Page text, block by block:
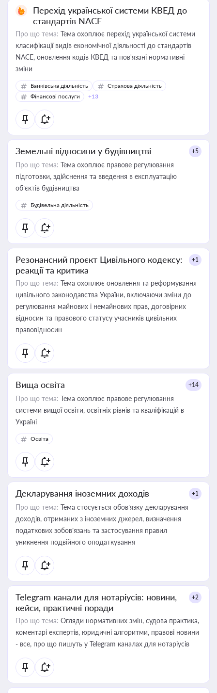
Перехід української системи КВЕД до
стандартів NACE
Про що тема: Тема охоплює перехід української системи
класифікації видів економічної діяльності до стандартів
NACE, оновлення кодів КВЕД та пов'язані нормативні
зміни
Банківська діяльність
Страхова діяльність
Фінансові послуги
+13
Земельні відносини у будівництві +5
Про що тема: Тема охоплює правове регулювання
підготовки, здійснення та введення в експлуатацію
об’єктів будівництва
Будівельна діяльність
Резонансний проєкт Цивільного кодексу:
реакції та критика
+1
Про що тема: Тема охоплює оновлення та реформування
цивільного законодавства України, включаючи зміни до
регулювання майнових і немайнових прав, договірних
відносин та правового статусу учасників цивільних
правовідносин
Вища освіта +14
Про що тема: Тема охоплює правове регулювання
системи вищої освіти, освітніх рівнів та кваліфікацій в
Україні
Освіта
Декларування іноземних доходів +1
Про що тема: Тема стосується обов’язку декларування
доходів, отриманих з іноземних джерел, визначення
податкових зобов’язань та застосування правил
уникнення подвійного оподаткування
Telegram канали для нотаріусів: новини,
кейси, практичні поради
+2
Про що тема: Огляди нормативних змін, судова практика,
коментарі експертів, юридичні алгоритми, правові новини
- все, про що пишуть у Telegram каналах для нотаріусів